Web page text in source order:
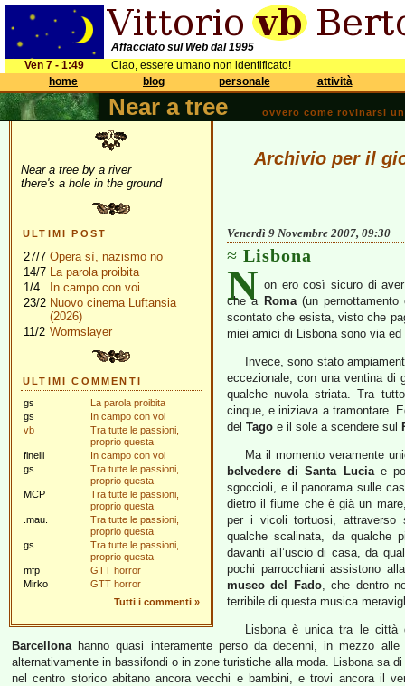
Affacciato sul Web dal 1995
Ven 7 - 1:49
Ciao, essere umano non identificato!
home
blog personale attività
Near a tree ovvero come rovinarsi
Near a tree by a river
there's a hole in the ground
ULTIMI POST
27/7 Opera sì, nazismo no
14/7 La parola proibita
1/4
In campo con voi
23/2 Nuovo cinema Luftansia
(2026)
11/2 Wormslayer
ULTIMI COMMENTI
gs
La parola proibita
gs
In campo con voi
vb
Tra tutte le passioni,
proprio questa
finelli
In campo con voi
gs
Tra tutte le passioni,
proprio questa
MCP
Tra tutte le passioni,
proprio questa
.mau.
Tra tutte le passioni,
proprio questa
gs
Tra tutte le passioni,
proprio questa
mfp
GTT horror
Mirko
GTT horror
Tutti i commenti »
Archivio per il
Venerdì 9 Novembre 2007, 09:30
Lisbona
N on ero così sicuro di
che a Roma(un
scontato che esista, visto che
miei amici di Lisbona sono via
Invece, sono stato
eccezionale, con una ventina di
qualche nuvola striata. Tra
cinque, e iniziava a tramontare.
del Tago e il sole a scendere sul
Ma il momento veramente
belvedere di Santa Luciae
sgoccioli, e il panorama sulle
dietro il fiume che è già un
per i vicoli tortuosi, attraverso
qualche scalinata, da qualche
davanti all’uscio di casa, da
pochi parrocchiani assistono
museo del Fado, che dentro
terribile di questa musica
Lisbona è unica tra le
Barcellonahanno quasi interamente perso da decenni, in mezzo
alternativamente in bassifondi o in zone turistiche alla moda. Lisbona sa
nel centro storico abitano ancora vecchi e bambini, e trovi ancora il